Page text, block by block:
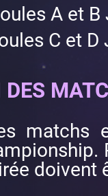
A et B
C et D
doivent